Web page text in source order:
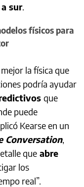
sur.
físicos para
la física que
podría ayudar
que
puede
Kearse en un
Conversation,
que abre
los
real”.